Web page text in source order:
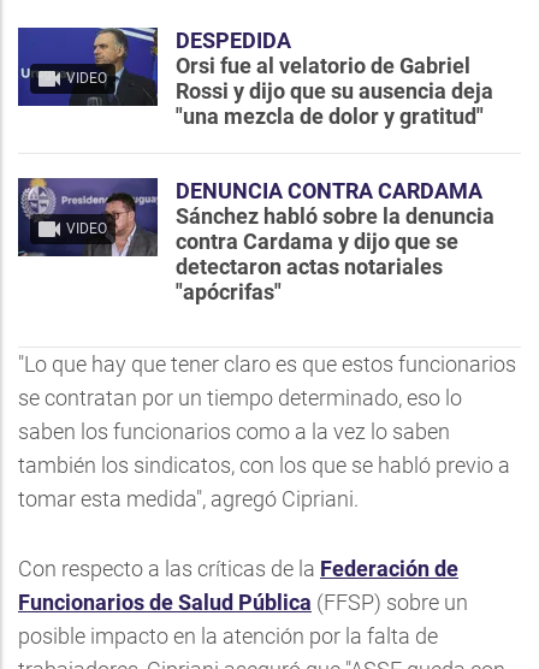
VIDEO
DESPEDIDA
Orsi fue al velatorio de Gabriel
Rossi y dijo que su ausencia deja
"una mezcla de dolor y gratitud"
VIDEO
DENUNCIA CONTRA CARDAMA
Sánchez habló sobre la denuncia
contra Cardama y dijo que se
detectaron actas notariales
"apócrifas"
"Lo que hay que tener claro es que estos funcionarios
se contratan por un tiempo determinado, eso lo
saben los funcionarios como a la vez lo saben
también los sindicatos, con los que se habló previo a
tomar esta medida", agregó Cipriani.
Con respecto a las críticas de la Federación de
Funcionarios de Salud Pública (FFSP) sobre un
posible impacto en la atención por la falta de